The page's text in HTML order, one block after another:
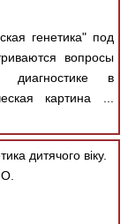
генетика" под
вопросы
диагностике в
картина ...
дитячого віку.